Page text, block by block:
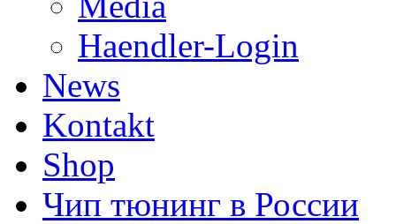
Haendler-Login
News
Kontakt
Shop
Чип тюнинг в России